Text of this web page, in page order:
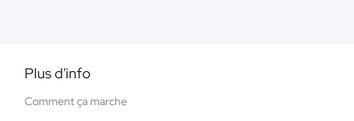
Plus d'info
Comment ça marche